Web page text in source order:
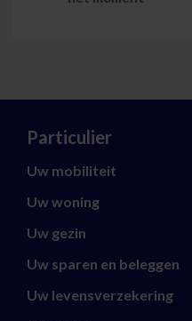
Particulier
Uw mobiliteit
Uw woning
Uw gezin
Uw sparen en beleggen
Uw levensverzekering